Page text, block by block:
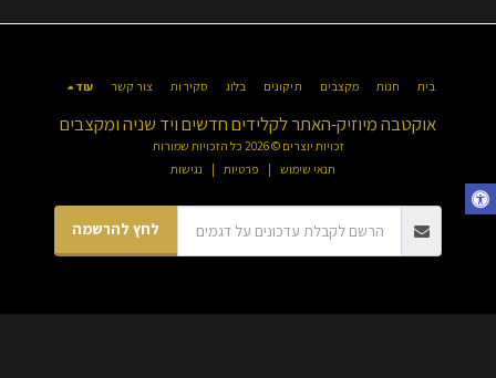
אוקטבה מיוזיק-האתר לקלידים חדשים ויד שניה ומקצבים
זכויות יוצרים © 2026 כל הזכויות שמורות
תנאי שימוש | פרטיות | נגישות
בית חנות מקצבים תיקונים בלוג סקירות צור קשר עוד
לחץ להרשמה